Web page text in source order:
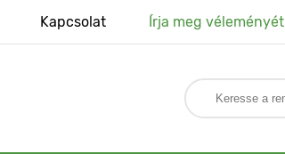
Kapcsolat Írja meg véleményét